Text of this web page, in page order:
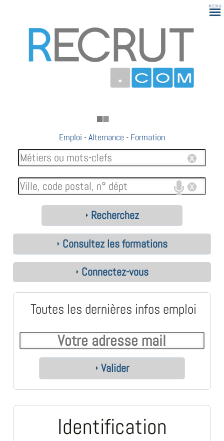
Emploi -Alternance - Formation
Recherchez
Consultez les formations
Connectez-vous
Toutes les dernières infos emploi
Valider
Identification